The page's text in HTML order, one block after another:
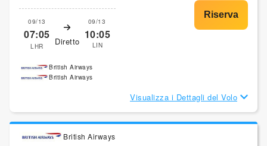
09/13
07:05
LHR Diretto
09/13
10:05
LIN
British Airways
British Airways
Visualizza i Dettagli del Volo
British Airways